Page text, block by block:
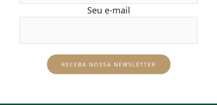
Seu e-mail